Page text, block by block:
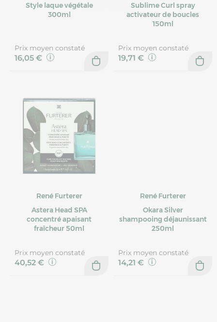
Style laque végétale
300ml
Prix moyen constaté
16,05 €
Sublime Curl spray
activateur de boucles
150ml
Prix moyen constaté
19,71 €
René Furterer
Astera Head SPA
concentré apaisant
fraîcheur 50ml
Prix moyen constaté
40,52 €
René Furterer
Okara Silver
shampooing déjaunissant
250ml
Prix moyen constaté
14,21 €